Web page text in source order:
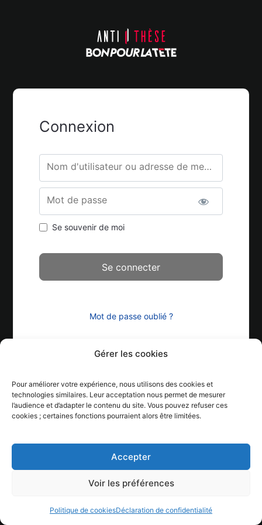
Gérer les cookies
Pour améliorer votre expérience, nous utilisons des cookies et
technologies similaires. Leur acceptation nous permet de mesurer
l’audience et d’adapter le contenu du site. Vous pouvez refuser ces
cookies ; certaines fonctions pourraient alors être limitées.
Accepter
Voir les préférences
Politique de cookiesDéclaration de confidentialité
Connexion
Nom d'utilisateur ou adresse de messagerie.
Mot de passe
Se souvenir de moi
Mot de passe oublié ?